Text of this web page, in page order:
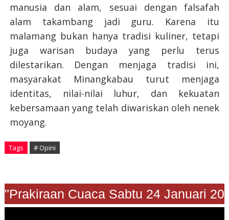
manusia dan alam, sesuai dengan falsafah
alam takambang jadi guru. Karena itu
malamang bukan hanya tradisi kuliner, tetapi
juga warisan budaya yang perlu terus
dilestarikan. Dengan menjaga tradisi ini,
masyarakat Minangkabau turut menjaga
identitas, nilai-nilai luhur, dan kekuatan
kebersamaan yang telah diwariskan oleh nenek
moyang.
Tags # Opini
Cuaca Sabtu 24 Januari